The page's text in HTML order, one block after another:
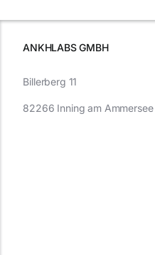
müssen
ANKHLABS GMBH
Billerberg 11
82266 Inning am Ammersee